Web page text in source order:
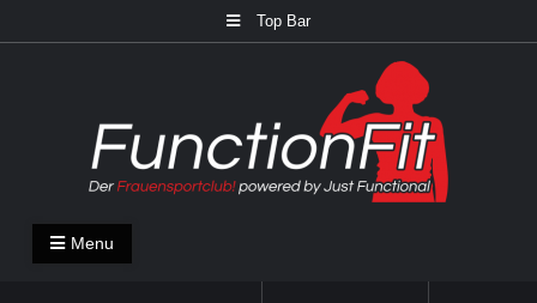
to
Top Bar
FunctionFit Blog
Fitness und Lifestyle Blog
Menu